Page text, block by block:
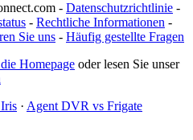
- Datenschutzrichtlinie -
- Rechtliche Informationen -
Sie uns - Häufig gestellte Fragen
Homepage oder lesen Sie unser
· Agent DVR vs Frigate